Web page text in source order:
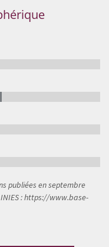
publiées en septembre
: https://www.base-